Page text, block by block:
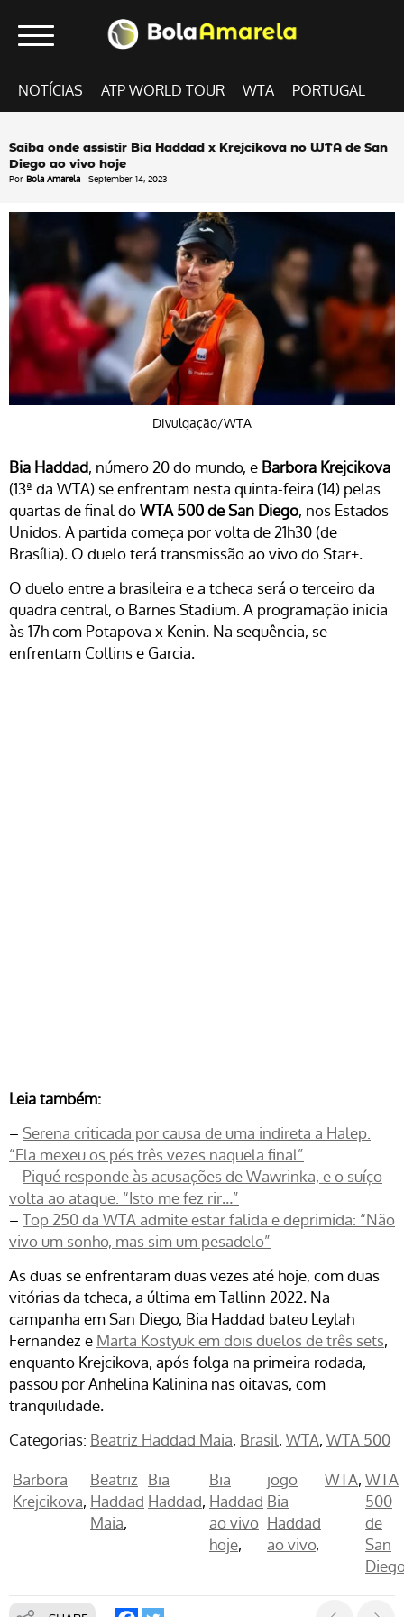
NOTÍCIAS ATP WORLD TOUR WTA PORTUGAL
Saiba onde assistir Bia Haddad x Krejcikova no WTA de San
Diego ao vivo hoje
Por Bola Amarela - September 14, 2023
Divulgação/WTA
Bia Haddad, número 20 do mundo, e Barbora Krejcikova
(13ª da WTA) se enfrentam nesta quinta-feira (14) pelas
quartas de final doWTA 500 de San Diego, nos Estados
Unidos. A partida começa por volta de 21h30 (de
Brasília). O duelo terá transmissão ao vivo do Star+.
O duelo entre a brasileira e a tcheca será o terceiro da
quadra central, o Barnes Stadium. A programação inicia
às 17h com Potapova x Kenin. Na sequência, se
enfrentam Collins e Garcia.
Leia também:
– Serena criticada por causa de uma indireta a Halep:
“Ela mexeu os pés três vezes naquela final”
– Piqué responde às acusações de Wawrinka, e o suíço
volta ao ataque: “Isto me fez rir…”
– Top 250 da WTA admite estar falida e deprimida: “Não
vivo um sonho, mas sim um pesadelo”
As duas se enfrentaram duas vezes até hoje, com duas
vitórias da tcheca, a última em Tallinn 2022. Na
campanha em San Diego, Bia Haddad bateu Leylah
Fernandez e Marta Kostyuk em dois duelos de três sets,
enquanto Krejcikova, após folga na primeira rodada,
passou por Anhelina Kalinina nas oitavas, com
tranquilidade.
Categorias: Beatriz Haddad Maia Brasil WTA WTA 500
Barbora
Krejcikova
Beatriz
Haddad
Maia
Bia
Haddad
Bia
Haddad
ao vivo
hoje
jogo
Bia
Haddad
ao vivo
WTA WTA
500
de
San